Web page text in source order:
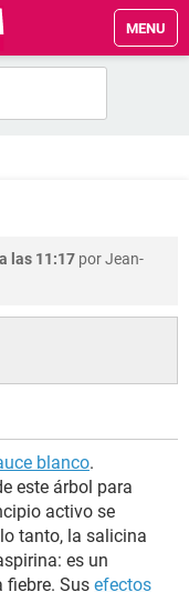
MENU
las 11:17 porJean-
blanco.
este árbol para
activo se
tanto, la salicina
es un
fiebre. Sus efectos